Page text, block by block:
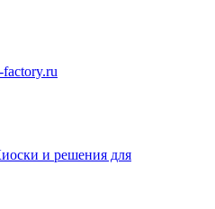
и решения для